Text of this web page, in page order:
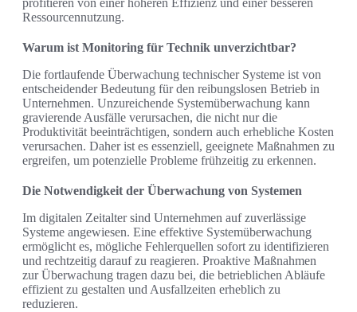
profitieren von einer höheren Effizienz und einer besseren
Ressourcennutzung.
Warum ist Monitoring für Technik unverzichtbar?
Die fortlaufende Überwachung technischer Systeme ist von
entscheidender Bedeutung für den reibungslosen Betrieb in
Unternehmen. Unzureichende Systemüberwachung kann
gravierende Ausfälle verursachen, die nicht nur die
Produktivität beeinträchtigen, sondern auch erhebliche Kosten
verursachen. Daher ist es essenziell, geeignete Maßnahmen zu
ergreifen, um potenzielle Probleme frühzeitig zu erkennen.
Die Notwendigkeit der Überwachung von Systemen
Im digitalen Zeitalter sind Unternehmen auf zuverlässige
Systeme angewiesen. Eine effektive Systemüberwachung
ermöglicht es, mögliche Fehlerquellen sofort zu identifizieren
und rechtzeitig darauf zu reagieren. Proaktive Maßnahmen
zur Überwachung tragen dazu bei, die betrieblichen Abläufe
effizient zu gestalten und Ausfallzeiten erheblich zu
reduzieren.